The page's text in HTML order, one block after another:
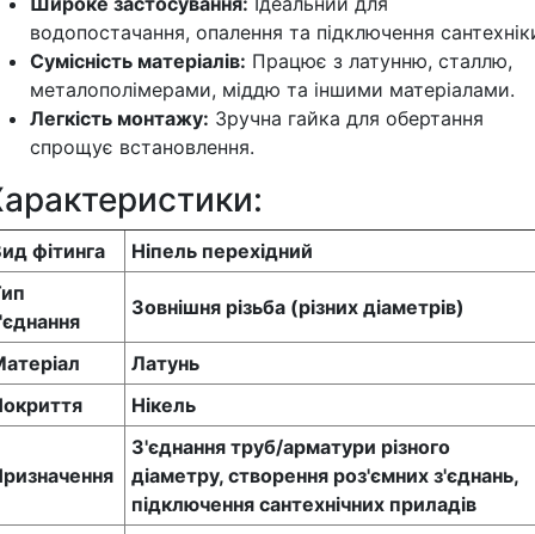
водопостачання, опалення та підключення
Сумісність матеріалів: Працює з латунню, сталлю,
металополімерами, міддю та іншими матеріалами.
Легкість монтажу: Зручна гайка для обертання
спрощує встановлення.
фітинга
Ніпель перехідний
Зовнішня різьба (різних діаметрів)
Латунь
Нікель
З'єднання труб/арматури різного
діаметру, створення роз'ємних з'єднань,
підключення сантехнічних приладів